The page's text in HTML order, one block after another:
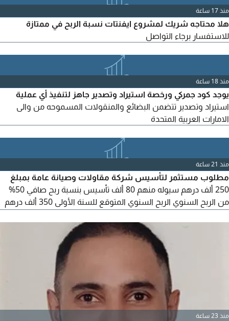
منذ 17 ساعة
هلا محتاجه شريك لمشروع ايفنتات نسبة الربح في ممتازة
للاستفسار برجاء التواصل
منذ 18 ساعة
يوجد كود جمركي ورخصة استيراد وتصدير جاهز لتنفيذ أي عملية
استيراد وتصدير تتضمن البضائع والمنقولات المسموحه من والى
الامارات العربية المتحدة
منذ 21 ساعة
مطلوب مستثمر لتأسيس شركة مقاولات وصيانة عامة بمبلغ
250 ألف درهم سيوله منهم 80 ألف تأسيس بنسبة ربح صافي 50%
من الربح السنوي الربح السنوي المتوقع للسنة الأولى 350 ألف درهم
منذ 23 ساعة